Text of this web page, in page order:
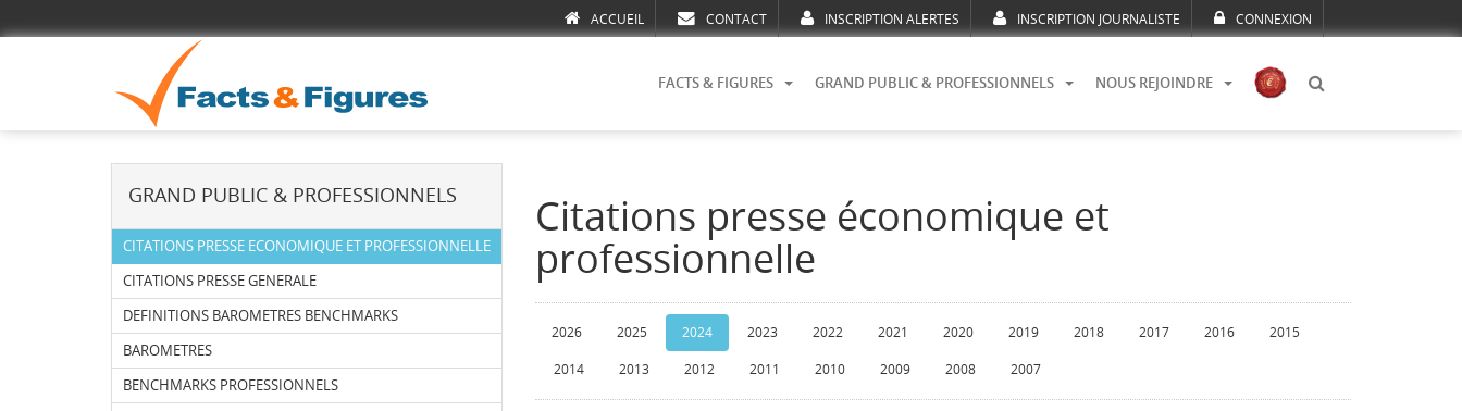
ACCUEIL CONTACT INSCRIPTION ALERTES INSCRIPTION JOURNALISTE CONNEXION
FACTS & FIGURES GRAND PUBLIC & PROFESSIONNELS NOUS REJOINDRE
GRAND PUBLIC & PROFESSIONNELS
CITATIONS PRESSE ECONOMIQUE ET PROFESSIONNELLE
CITATIONS PRESSE GENERALE
DEFINITIONS BAROMETRES BENCHMARKS
BAROMETRES
BENCHMARKS PROFESSIONNELS
Citations presse économique et
professionnelle
2026 2025 2024 2023 2022 2021 2020 2019 2018 2017 2016 2015
2014 2013 2012 2011 2010 2009 2008 2007